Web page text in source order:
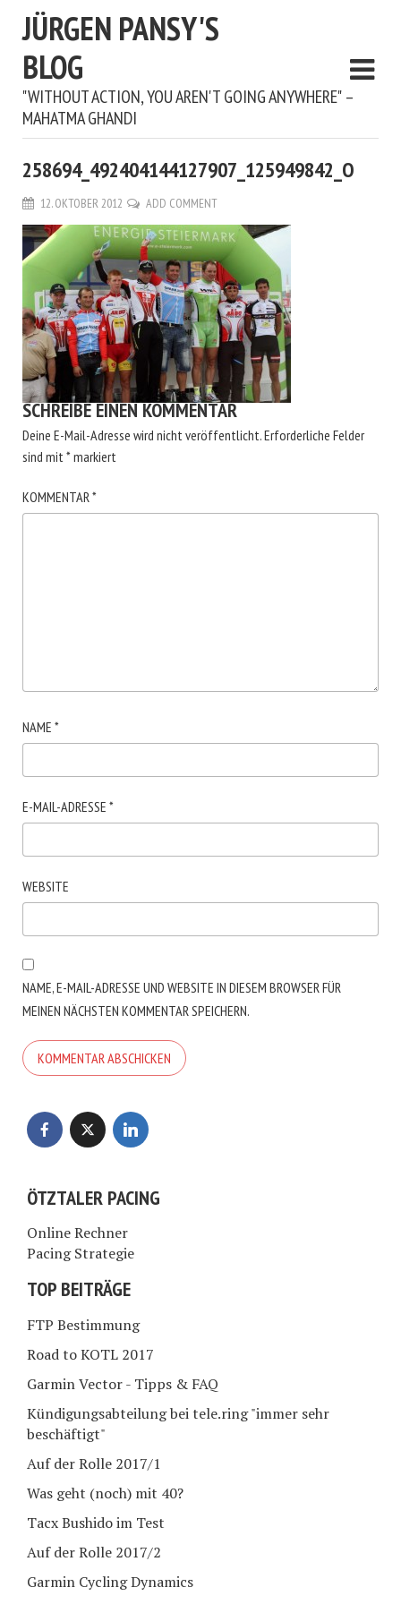
JÜRGEN PANSY'S
BLOG
"WITHOUT ACTION, YOU AREN'T GOING ANYWHERE" –
MAHATMA GHANDI
258694_492404144127907_125949842_O
12. OKTOBER 2012 ADD COMMENT
SCHREIBE EINEN KOMMENTAR
Deine E-Mail-Adresse wird nicht veröffentlicht.Erforderliche Felder
sind mit*markiert
KOMMENTAR*
NAME *
E-MAIL-ADRESSE *
WEBSITE
NAME, E-MAIL-ADRESSE UND WEBSITE IN DIESEM BROWSER FÜR
MEINEN NÄCHSTEN KOMMENTAR SPEICHERN.
ÖTZTALER PACING
Online Rechner
Pacing Strategie
TOP BEITRÄGE
FTP Bestimmung
Road to KOTL 2017
Garmin Vector - Tipps & FAQ
Kündigungsabteilung bei tele.ring "immer sehr
beschäftigt"
Auf der Rolle 2017/1
Was geht (noch) mit 40?
Tacx Bushido im Test
Auf der Rolle 2017/2
Garmin Cycling Dynamics